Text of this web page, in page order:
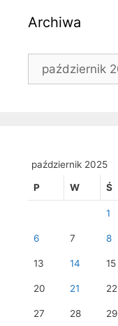
Archiwa
Archiwa
październik 2025
P W Ś
1
6 7 8
13 14 15
20 21 22
27 28 29